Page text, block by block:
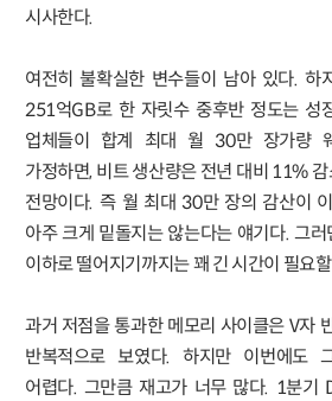
시사한다.
여전히 불확실한 변수들이 남아 있다. 하
251억GB로 한 자릿수 중후반 정도는 성
업체들이 합계 최대 월 30만 장가량
가정하면, 비트 생산량은 전년 대비 11%
전망이다. 즉 월 최대 30만 장의 감산이
아주 크게 밑돌지는 않는다는 얘기다. 그
이하로 떨어지기까지는 꽤 긴 시간이 필요
과거 저점을 통과한 메모리 사이클은 V자
반복적으로 보였다. 하지만 이번에도
어렵다. 그만큼 재고가 너무 많다. 1분기